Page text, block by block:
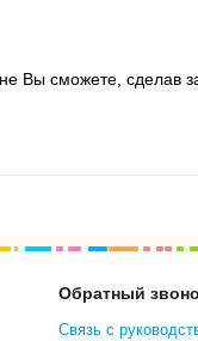
Вы сможете, сделав
Обратный
Связь с